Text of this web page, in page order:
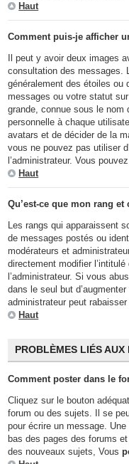
Haut
Comment puis-je afficher
Il peut y avoir deux images
consultation des messages.
généralement des étoiles ou
messages ou votre statut
grande, connue sous le nom
personnelle à chaque
avatars et de décider de la
vous ne pouvez pas utiliser
l’administrateur. Vous
Haut
Qu’est-ce que mon rang
Les rangs qui apparaissent
de messages postés ou
modérateurs et
directement modifier
l’administrateur. Si vous
dans le seul but
administrateur peut
Haut
PROBLÈMES LIÉS AUX
Comment poster dans le
Cliquez sur le bouton
forum ou des sujets. Il se
pour écrire un message.
bas des pages des forums
des nouveaux sujets, Vous